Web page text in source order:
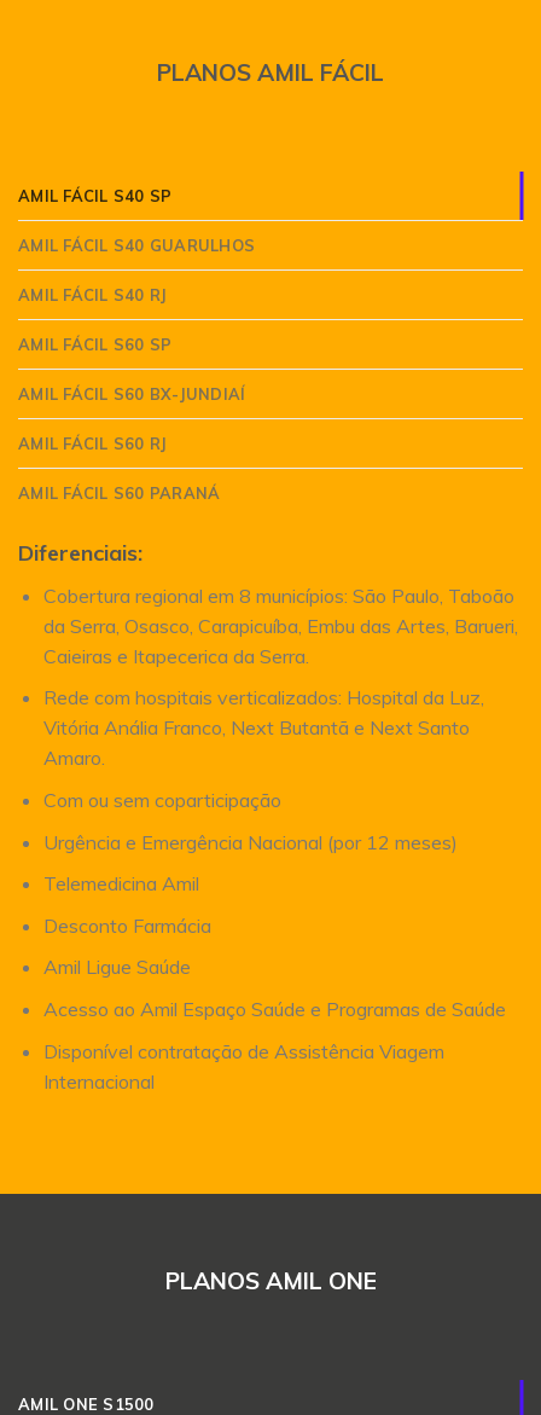
PLANOS AMIL FÁCIL
AMIL FÁCIL S40 SP
AMIL FÁCIL S40 GUARULHOS
AMIL FÁCIL S40 RJ
AMIL FÁCIL S60 SP
AMIL FÁCIL S60 BX-JUNDIAÍ
AMIL FÁCIL S60 RJ
AMIL FÁCIL S60 PARANÁ
Diferenciais:
Cobertura regional em 8 municípios: São Paulo, Taboão
da Serra, Osasco, Carapicuíba, Embu das Artes, Barueri,
Caieiras e Itapecerica da Serra.
Rede com hospitais verticalizados: Hospital da Luz,
Vitória Anália Franco, Next Butantã e Next Santo
Amaro.
Com ou sem coparticipação
Urgência e Emergência Nacional (por 12 meses)
Telemedicina Amil
Desconto Farmácia
Amil Ligue Saúde
Acesso ao Amil Espaço Saúde e Programas de Saúde
Disponível contratação de Assistência Viagem
Internacional
PLANOS AMIL ONE
AMIL ONE S1500